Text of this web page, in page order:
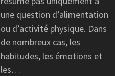
une question d’alimentation
ou d’activité physique. Dans
de nombreux cas, les
habitudes, les émotions et
les…